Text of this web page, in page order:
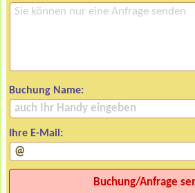
Buchung Name:
Ihre E-Mail: